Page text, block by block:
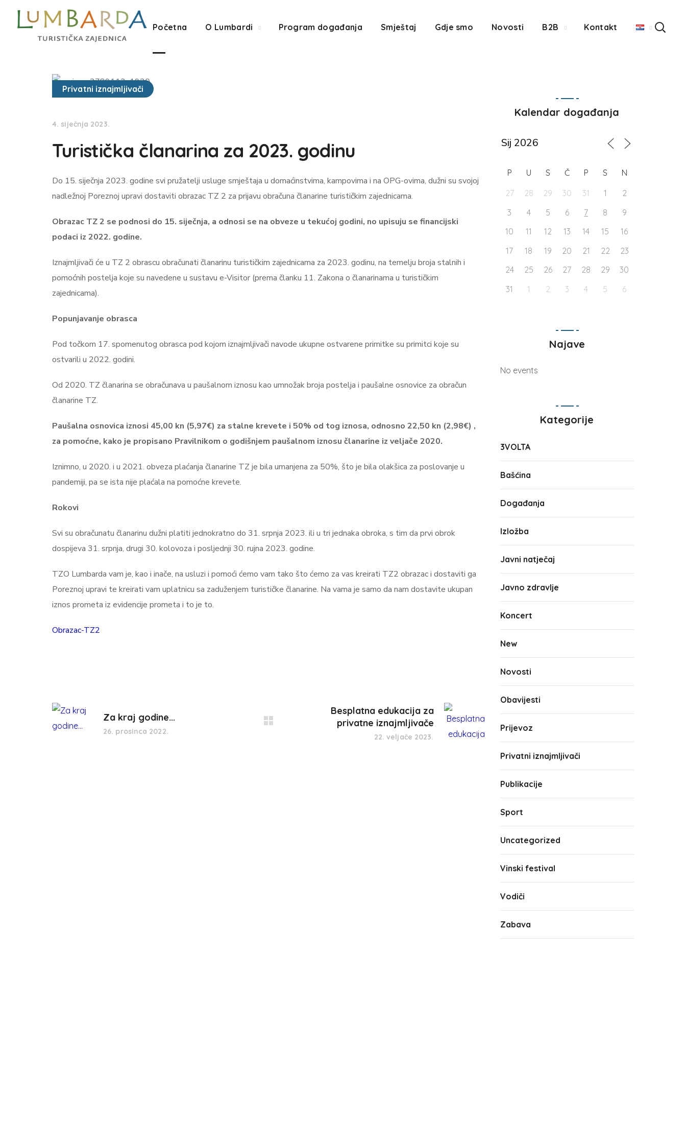
Početna O Lumbardi Program događanja Smještaj Gdje smo Novosti B2B Kontakt
Privatni iznajmljivači
4. siječnja 2023.
Turistička članarina za 2023. godinu
Do 15. siječnja 2023. godine svi pružatelji usluge smještaja u domaćinstvima, kampovima i na OPG-ovima, dužni su svojoj
nadležnoj Poreznoj upravi dostaviti obrazac TZ 2 za prijavu obračuna članarine turističkim zajednicama.
Obrazac TZ 2 se podnosi do 15. siječnja, a odnosi se na obveze u tekućoj godini, no upisuju se financijski
podaci iz 2022. godine.
Iznajmljivači će u TZ 2 obrascu obračunati članarinu turističkim zajednicama za 2023. godinu, na temelju broja stalnih i
pomoćnih postelja koje su navedene u sustavu e-Visitor (prema članku 11. Zakona o članarinama u turističkim
zajednicama).
Popunjavanje obrasca
Pod točkom 17. spomenutog obrasca pod kojom iznajmljivači navode ukupne ostvarene primitke su primitci koje su
ostvarili u 2022. godini.
Od 2020. TZ članarina se obračunava u paušalnom iznosu kao umnožak broja postelja i paušalne osnovice za obračun
članarine TZ.
Paušalna osnovica iznosi 45,00 kn (5,97€) za stalne krevete i 50% od tog iznosa, odnosno 22,50 kn (2,98€) ,
za pomoćne, kako je propisano Pravilnikom o godišnjem paušalnom iznosu članarine iz veljače 2020.
Iznimno, u 2020. i u 2021. obveza plaćanja članarine TZ je bila umanjena za 50%, što je bila olakšica za poslovanje u
pandemiji, pa se ista nije plaćala na pomoćne krevete.
Rokovi
Svi su obračunatu članarinu dužni platiti jednokratno do 31. srpnja 2023. ili u tri jednaka obroka, s tim da prvi obrok
dospijeva 31. srpnja, drugi 30. kolovoza i posljednji 30. rujna 2023. godine.
TZO Lumbarda vam je, kao i inače, na usluzi i pomoći ćemo vam tako što ćemo za vas kreirati TZ2 obrazac i dostaviti ga
Poreznoj upravi te kreirati vam uplatnicu sa zaduženjem turističke članarine. Na vama je samo da nam dostavite ukupan
iznos prometa iz evidencije prometa i to je to.
Obrazac-TZ2
Za kraj godine...
26. prosinca 2022.
Besplatna edukacija za
privatne iznajmljivače
22. veljače 2023.
Kalendar događanja
P U S Č P S N
27 28 29 30 31 1
2
3
4 5 6 7 8
9
10
11 12 13 14 15
16
17
18 19 20 21 22
23
24
25 26 27 28 29
30
31
1 2 3 4 5 6
Najave
No events
Kategorije
3VOLTA
Bašćina
Događanja
Izložba
Javni natječaj
Javno zdravlje
Koncert
New
Novosti
Obavijesti
Prijevoz
Privatni iznajmljivači
Publikacije
Sport
Uncategorized
Vinski festival
Vodiči
Zabava